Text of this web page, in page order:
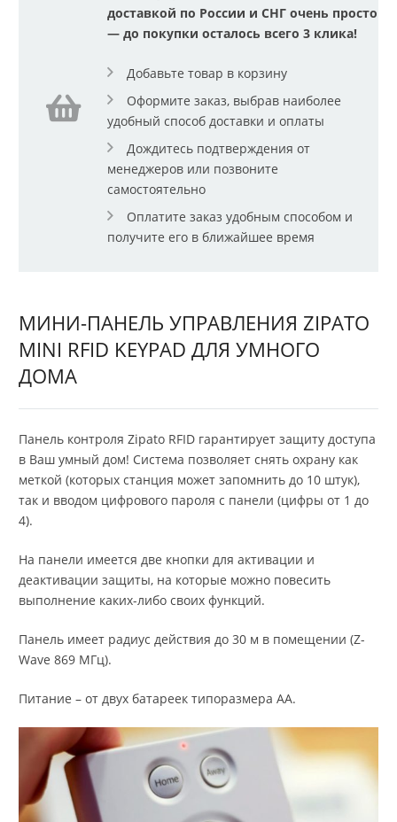
доставкой по России и СНГ очень просто
— до покупки осталось всего 3 клика!
Добавьте товар в корзину
Оформите заказ, выбрав наиболее
удобный способ доставки и оплаты
Дождитесь подтверждения от
менеджеров или позвоните
самостоятельно
Оплатите заказ удобным способом и
получите его в ближайшее время
МИНИ-ПАНЕЛЬ УПРАВЛЕНИЯ ZIPATO
MINI RFID KEYPAD ДЛЯ УМНОГО
ДОМА
Панель контроля Zipato RFID гарантирует защиту доступа
в Ваш умный дом! Система позволяет снять охрану как
меткой (которых станция может запомнить до 10 штук),
так и вводом цифрового пароля с панели (цифры от 1 до
4).
На панели имеется две кнопки для активации и
деактивации защиты, на которые можно повесить
выполнение каких-либо своих функций.
Панель имеет радиус действия до 30 м в помещении (Z-
Wave 869 МГц).
Питание – от двух батареек типоразмера АА.